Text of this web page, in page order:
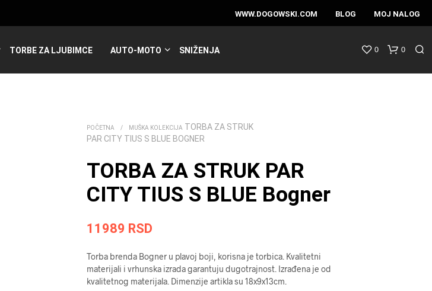
WWW.DOGOWSKI.COM BLOG MOJ NALOG
TORBE ZA LJUBIMCE AUTO-MOTO SNIŽENJA 0 0
POČETNA / MUŠKA KOLEKCIJA TORBA ZA STRUK
PAR CITY TIUS S BLUE BOGNER
TORBA ZA STRUK PAR
CITY TIUS S BLUE Bogner
11989 RSD
Torba brenda Bogner u plavoj boji, korisna je torbica. Kvalitetni
materijali i vrhunska izrada garantuju dugotrajnost. Izrađena je od
kvalitetnog materijala. Dimenzije artikla su 18x9x13cm.